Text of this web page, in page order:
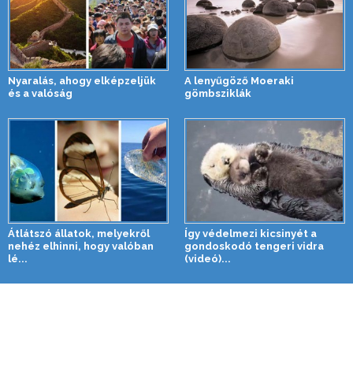
Nyaralás, ahogy elképzeljük
és a valóság
A lenyűgöző Moeraki
gömbsziklák
Átlátszó állatok, melyekről
nehéz elhinni, hogy valóban
lé...
Így védelmezi kicsinyét a
gondoskodó tengeri vidra
(videó)...